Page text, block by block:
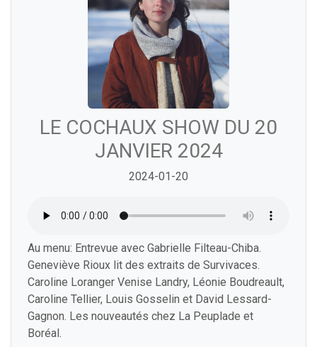
LE COCHAUX SHOW DU 20
JANVIER 2024
2024-01-20
Au menu: Entrevue avec Gabrielle Filteau-Chiba.
Geneviève Rioux lit des extraits de Survivaces.
Caroline Loranger Venise Landry, Léonie Boudreault,
Caroline Tellier, Louis Gosselin et David Lessard-
Gagnon. Les nouveautés chez La Peuplade et
Boréal.